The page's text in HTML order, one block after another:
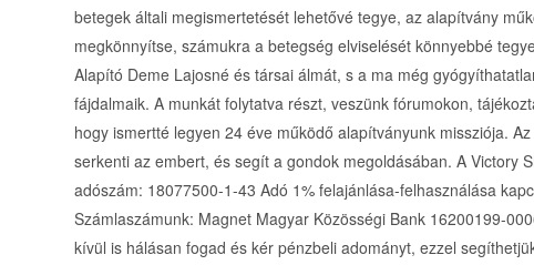
betegek általi megismertetését lehetővé tegye, az alapítvány
megkönnyítse, számukra a betegség elviselését könnyebbé
Alapító Deme Lajosné és társai álmát, s a ma még
fájdalmaik. A munkát folytatva részt, veszünk fórumokon,
hogy ismertté legyen 24 éve működő alapítványunk missziója.
serkenti az embert, és segít a gondok megoldásában. A Victory
adószám: 18077500-1-43 Adó 1% felajánlása-felhasználása
Számlaszámunk: Magnet Magyar Közösségi Bank 16200199-
kívül is hálásan fogad és kér pénzbeli adományt, ezzel